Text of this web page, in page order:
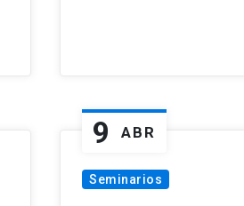
9 ABR
Seminarios